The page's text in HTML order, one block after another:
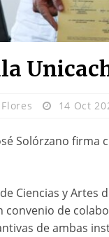
14 Oct
Solórzano firma
Ciencias y Artes
de
de ambas